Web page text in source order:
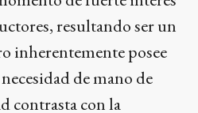
resultando ser un
inherentemente posee
de mano de
contrasta con la